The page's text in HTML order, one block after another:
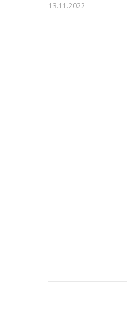
13.11.2022